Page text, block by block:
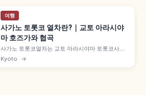
여행
사가노 토롯코 열차란?｜교토 아라시야
마 호즈가와 협곡
사가노 토롯코열차는 교토 아라시야마 토롯코사가
역에서 토롯코가메오카역까지 약 7.3km를 잇는 관
광 열차로, 1991년 JR 산인 본선 구선을 활용해 개
Kyoto →